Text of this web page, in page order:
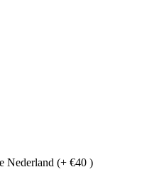
Nederland (+ €40 )